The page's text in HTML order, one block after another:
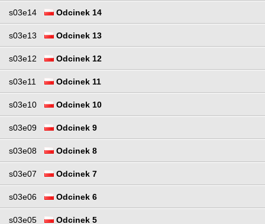
s03e14 Odcinek 14
s03e13 Odcinek 13
s03e12 Odcinek 12
s03e11 Odcinek 11
s03e10 Odcinek 10
s03e09 Odcinek 9
s03e08 Odcinek 8
s03e07 Odcinek 7
s03e06 Odcinek 6
s03e05 Odcinek 5